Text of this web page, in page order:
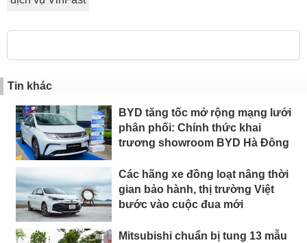
Tin khác
BYD tăng tốc mở rộng mạng lưới
phân phối: Chính thức khai
trương showroom BYD Hà Đông
Các hãng xe đồng loạt nâng thời
gian bảo hành, thị trường Việt
bước vào cuộc đua mới
Mitsubishi chuẩn bị tung 13 mẫu